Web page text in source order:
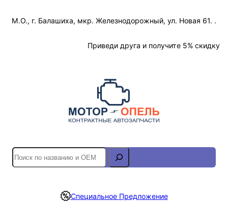
М.О., г. Балашиха, мкр. Железнодорожный, ул. Новая 61. .
Приведи друга и получите 5% скидку
S
e
r
Специальное Предложение